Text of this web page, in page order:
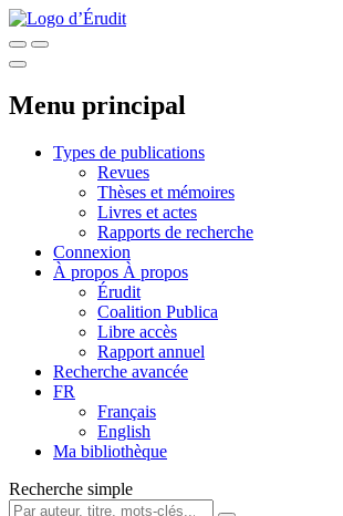
Menu principal
Types de publications
Revues
Thèses et mémoires
Livres et actes
Rapports de recherche
Connexion
À propos À propos
Érudit
Coalition Publica
Libre accès
Rapport annuel
Recherche avancée
FR
Français
English
Ma bibliothèque
Recherche simple